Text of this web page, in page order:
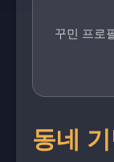
꾸민 프로
동네